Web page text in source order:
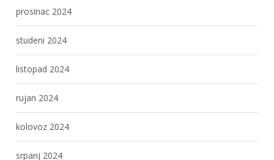
prosinac 2024
studeni 2024
listopad 2024
rujan 2024
kolovoz 2024
srpanj 2024